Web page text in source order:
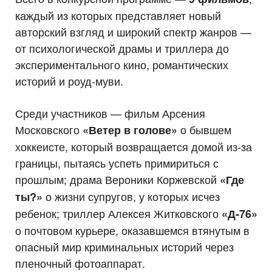
каждый из которых представляет новый
авторский взгляд и широкий спектр жанров —
от психологической драмы и триллера до
экспериментального кино, романтических
историй и роуд-муви.
Среди участников — фильм Арсения
Московского «Ветер в голове» о бывшем
хоккеисте, который возвращается домой из-за
границы, пытаясь успеть примириться с
прошлым; драма Вероники Коржевской «Где
ты?» о жизни супругов, у которых исчез
ребенок; триллер Алексея Житковского «Д-76»
о почтовом курьере, оказавшемся втянутым в
опасный мир криминальных историй через
пленочный фотоаппарат.